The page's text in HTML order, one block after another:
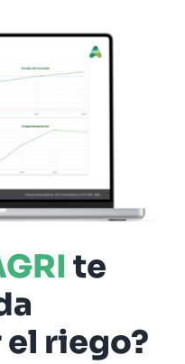
te
riego?